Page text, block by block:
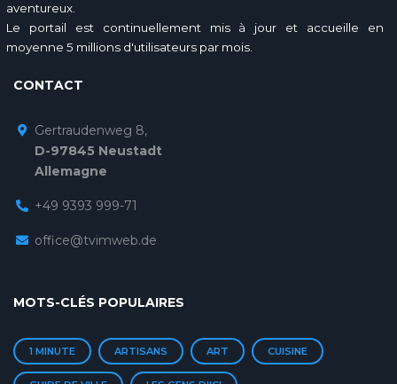
aventureux.
Le portail est continuellement mis à jour et accueille en
moyenne 5 millions d'utilisateurs par mois.
CONTACT
Gertraudenweg 8,
D-97845 Neustadt
Allemagne
+49 9393 999-71
office@tvimweb.de
MOTS-CLÉS POPULAIRES
1 MINUTE ARTISANS ART CUISINE